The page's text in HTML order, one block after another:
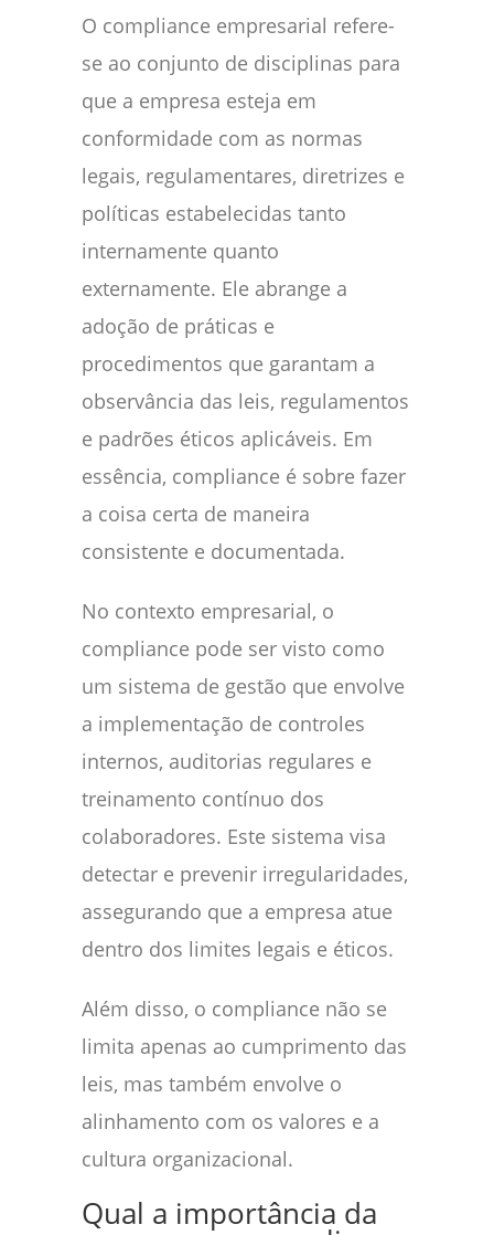
O compliance empresarial refere-
se ao conjunto de disciplinas para
que a empresa esteja em
conformidade com as normas
legais, regulamentares, diretrizes e
políticas estabelecidas tanto
internamente quanto
externamente. Ele abrange a
adoção de práticas e
procedimentos que garantam a
observância das leis, regulamentos
e padrões éticos aplicáveis. Em
essência, compliance é sobre fazer
a coisa certa de maneira
consistente e documentada.
No contexto empresarial, o
compliance pode ser visto como
um sistema de gestão que envolve
a implementação de controles
internos, auditorias regulares e
treinamento contínuo dos
colaboradores. Este sistema visa
detectar e prevenir irregularidades,
assegurando que a empresa atue
dentro dos limites legais e éticos.
Além disso, o compliance não se
limita apenas ao cumprimento das
leis, mas também envolve o
alinhamento com os valores e a
cultura organizacional.
Qual a importância da